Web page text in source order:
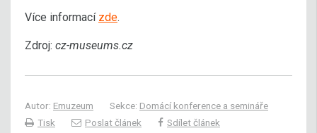
Více informací zde.
Zdroj: cz-museums.cz
Autor: Emuzeum Sekce: Domácí konference a semináře
Tisk
Poslat článek Sdílet článek